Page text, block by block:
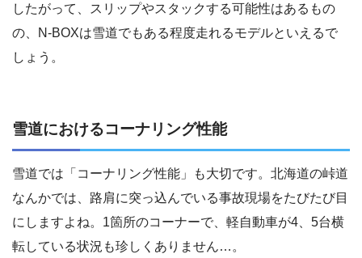
したがって、スリップやスタックする可能性はあるもの
の、N-BOXは雪道でもある程度走れるモデルといえるで
しょう。
雪道におけるコーナリング性能
雪道では「コーナリング性能」も大切です。北海道の峠道
なんかでは、路肩に突っ込んでいる事故現場をたびたび目
にしますよね。1箇所のコーナーで、軽自動車が4、5台横
転している状況も珍しくありません…。